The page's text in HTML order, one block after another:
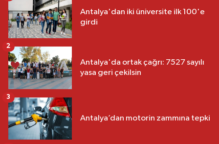
Antalya'dan iki üniversite ilk 100'e
girdi
Antalya'da ortak çağrı: 7527 sayılı
yasa geri çekilsin
2
Antalya’dan motorin zammına tepki
3